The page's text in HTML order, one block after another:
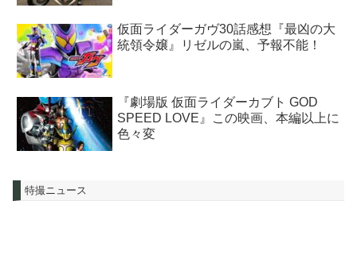
仮面ライダーガヴ30話感想『最凶の大
統領令嬢』リゼルの嵐、予報不能！
『劇場版 仮面ライダーカブト GOD
SPEED LOVE』この映画、本編以上に
色々変
特撮ニュース